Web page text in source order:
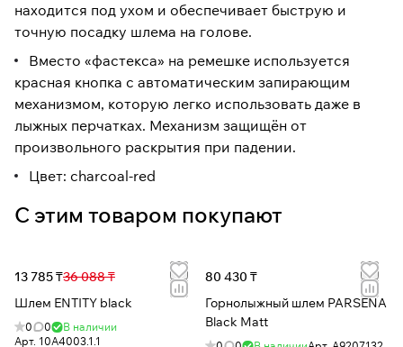
находится под ухом и обеспечивает быструю и
точную посадку шлема на голове.
Вместо «фастекса» на ремешке используется
красная кнопка с автоматическим запирающим
механизмом, которую легко использовать даже в
лыжных перчатках. Механизм защищён от
произвольного раскрытия при падении.
Цвет: charcoal-red
С этим товаром покупают
13 785 ₸36 088 ₸
Шлем ENTITY black
0 0
В наличии
Арт. 10A4003.1.1
80 430 ₸
Горнолыжный шлем PARSENA
Black Matt